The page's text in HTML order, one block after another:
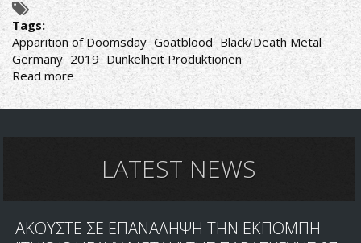
Tags:
Apparition of Doomsday Goatblood Black/Death Metal
Germany 2019 Dunkelheit Produktionen
Read more about
ΔΑΙΜΟΝΙΣΜΕΝΑ
ΚΑΤΣΙΚΙΑ
LATEST NEWS
ΑΚΟΥΣΤΕ ΣΕ ΕΠΑΝΑΛΗΨΗ ΤΗΝ ΕΚΠΟΜΠΗ